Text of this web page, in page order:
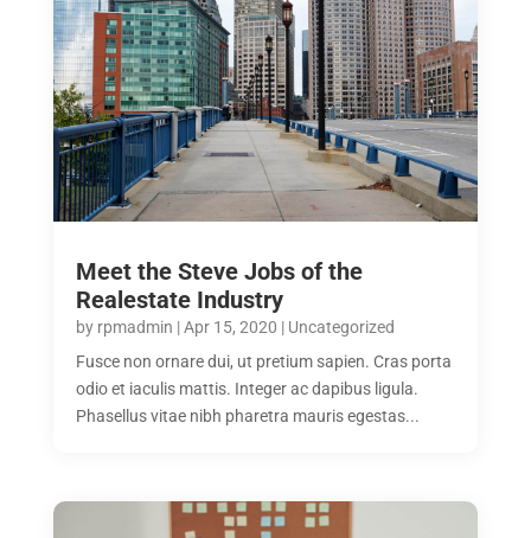
Meet the Steve Jobs of the
Realestate Industry
by rpmadmin |Apr 15, 2020 | Uncategorized
Fusce non ornare dui, ut pretium sapien. Cras porta
odio et iaculis mattis. Integer ac dapibus ligula.
Phasellus vitae nibh pharetra mauris egestas...